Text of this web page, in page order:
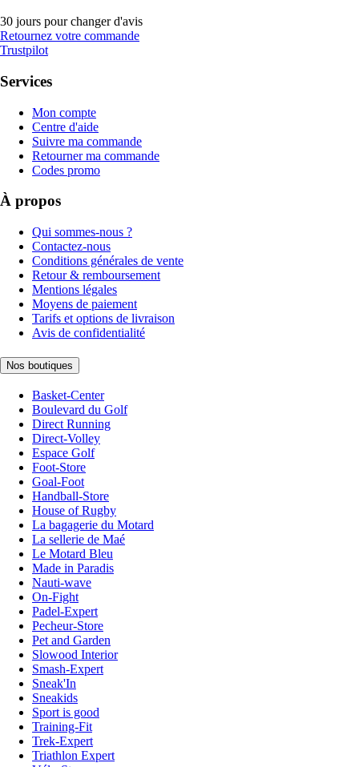
30 jours pour changer d'avis
Retournez votre commande
Trustpilot
Services
Mon compte
Centre d'aide
Suivre ma commande
Retourner ma commande
Codes promo
À propos
Qui sommes-nous ?
Contactez-nous
Conditions générales de vente
Retour & remboursement
Mentions légales
Moyens de paiement
Tarifs et options de livraison
Avis de confidentialité
Nos boutiques
Basket-Center
Boulevard du Golf
Direct Running
Direct-Volley
Espace Golf
Foot-Store
Goal-Foot
Handball-Store
House of Rugby
La bagagerie du Motard
La sellerie de Maé
Le Motard Bleu
Made in Paradis
Nauti-wave
On-Fight
Padel-Expert
Pecheur-Store
Pet and Garden
Slowood Interior
Smash-Expert
Sneak'In
Sneakids
Sport is good
Training-Fit
Trek-Expert
Triathlon Expert